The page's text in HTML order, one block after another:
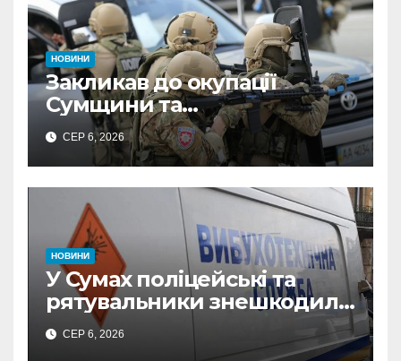
НОВИНИ
Закликав до окупації
Сумщини та
виправдовував обстріли:
СБУ викрила
прокремлівського агітатора
з Охтирки
СЕР 6, 2026
НОВИНИ
У Сумах поліцейські та
рятувальники знешкодили
500-кілограмову авіабомбу
росіян
СЕР 6, 2026